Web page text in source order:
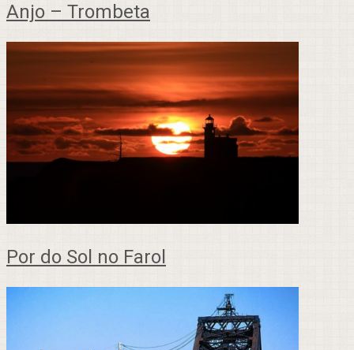
Anjo – Trombeta
Por do Sol no Farol